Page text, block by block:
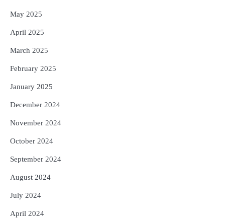
May 2025
April 2025
March 2025
February 2025
January 2025
December 2024
November 2024
October 2024
September 2024
August 2024
July 2024
April 2024